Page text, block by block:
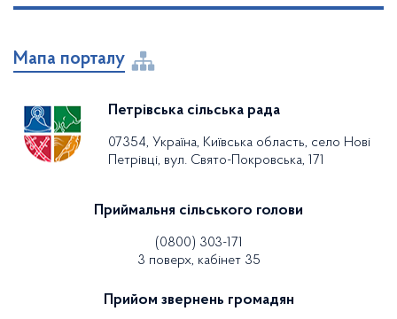
Мапа порталу
Петрівська сільська рада
07354, Україна, Київська область, село Нові
Петрівці, вул. Свято-Покровська, 171
Приймальня сільського голови
(0800) 303-171
3 поверх, кабінет 35
Прийом звернень громадян